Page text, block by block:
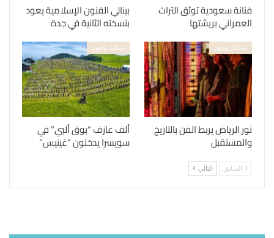
فنانة سعودية توثق التراث
العمراني بريشتها
بينالي الفنون الإسلامية يعود
بنسخته الثانية في جدة
تشكيل وفنون
نور الرياض يربط الفن بالتاريخ
والمستقبل
تشكيل وفنون
ألف عازف “بوق ألبي” في
سويسرا يدخلون “غينيس”
السابق التالي